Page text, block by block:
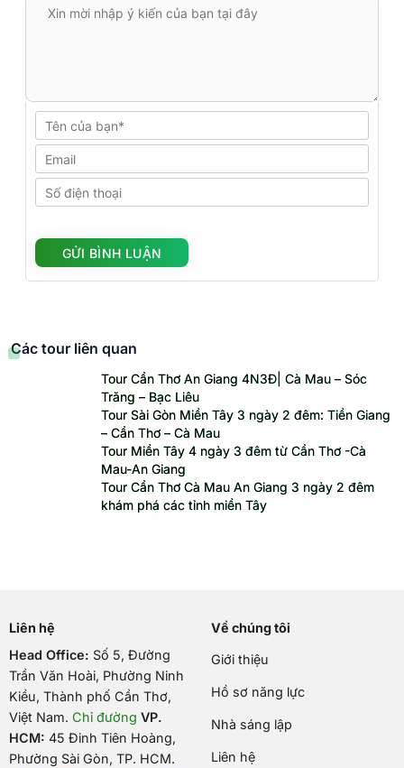
Các tour liên quan
Tour Cần Thơ An Giang 4N3Đ| Cà Mau – Sóc
Trăng – Bạc Liêu
Tour Sài Gòn Miền Tây 3 ngày 2 đêm: Tiền Giang
– Cần Thơ – Cà Mau
Tour Miền Tây 4 ngày 3 đêm từ Cần Thơ -Cà
Mau-An Giang
Tour Cần Thơ Cà Mau An Giang 3 ngày 2 đêm
khám phá các tỉnh miền Tây
Liên hệ
Head Office: Số 5, Đường
Trần Văn Hoài, Phường Ninh
Kiều, Thành phố Cần Thơ,
Việt Nam. Chỉ đường VP.
HCM: 45 Đinh Tiên Hoàng,
Phường Sài Gòn, TP. HCM.
Về chúng tôi
Giới thiệu
Hồ sơ năng lực
Nhà sáng lập
Liên hệ